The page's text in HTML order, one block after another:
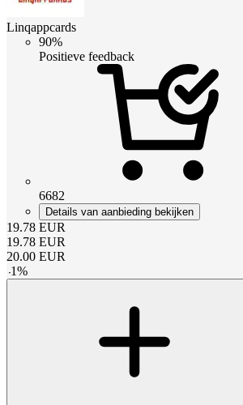
Linqappcards
90%
Positieve feedback
6682
Details van aanbieding bekijken
19.78 EUR
19.78 EUR
20.00 EUR
-1%